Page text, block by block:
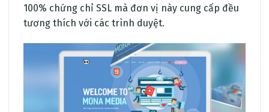
100% chứng chỉ SSL mà đơn vị này cung cấp đều
tương thích với các trình duyệt.